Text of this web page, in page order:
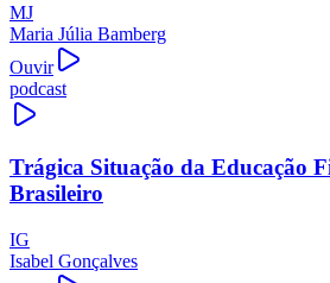
MJ
Maria Júlia Bamberg
Ouvir
podcast
Trágica Situação da Educação
Brasileiro
IG
Isabel Gonçalves